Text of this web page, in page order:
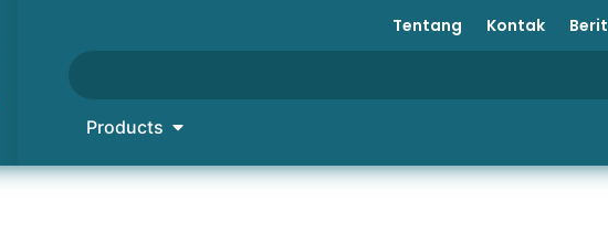
Tentang Kontak
Products